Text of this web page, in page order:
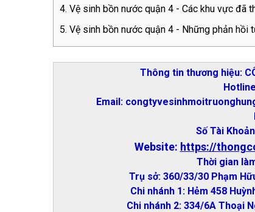
Vệ sinh bồn nước quận 4 - Các khu vực đã
Vệ sinh bồn nước quận 4 - Những phản hồi
Thông tin thương hiệu:
Email:
Số Tài
Website: https://
Thời gian
Trụ sở: 360/33/30 Phạm
Chi nhánh 1: Hẻm 458
Chi nhánh 2: 334/6A Thoại